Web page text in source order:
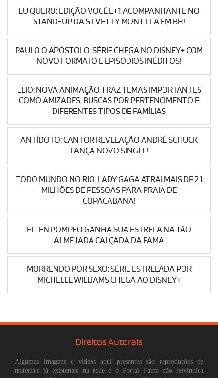
EU QUERO: EDIÇÃO VOCÊ E+1 ACOMPANHANTE NO
STAND-UP DA SILVETTY MONTILLA EM BH!
PAULO O APÓSTOLO: SÉRIE CHEGA NO DISNEY+ COM
NOVO FORMATO E EPISÓDIOS INÉDITOS!
ELIO: NOVA ANIMAÇÃO TRAZ TEMAS IMPORTANTES
COMO AMIZADES, BUSCAS POR PERTENCIMENTO E
DIFERENTES TIPOS DE FAMÍLIAS
ANTÍDOTO: CANTOR REVELAÇÃO ANDRÉ SCHUCK
LANÇA NOVO SINGLE!
TODO MUNDO NO RIO: LADY GAGA ATRAI MAIS DE 2.1
MILHÕES DE PESSOAS PARA PRAIA DE
COPACABANA!
ELLEN POMPEO GANHA SUA ESTRELA NA TÃO
ALMEJADA CALÇADA DA FAMA
MORRENDO POR SEXO: SÉRIE ESTRELADA POR
MICHELLE WILLIAMS CHEGA AO DISNEY+
Direitos Autorais
Algumas imagens e vídeos aqui presentes são reproduções de
materiais já existentes na rede e o Portal Fama não reivindica